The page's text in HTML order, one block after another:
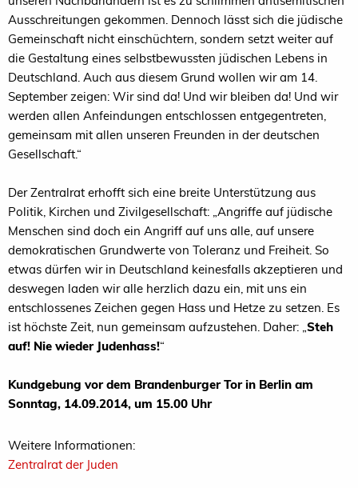
Ausschreitungen gekommen. Dennoch lässt sich die jüdische
Gemeinschaft nicht einschüchtern, sondern setzt weiter auf
die Gestaltung eines selbstbewussten jüdischen Lebens in
Deutschland. Auch aus diesem Grund wollen wir am 14.
September zeigen: Wir sind da! Und wir bleiben da! Und wir
werden allen Anfeindungen entschlossen entgegentreten,
gemeinsam mit allen unseren Freunden in der deutschen
Gesellschaft.“
Der Zentralrat erhofft sich eine breite Unterstützung aus
Politik, Kirchen und Zivilgesellschaft: „Angriffe auf jüdische
Menschen sind doch ein Angriff auf uns alle, auf unsere
demokratischen Grundwerte von Toleranz und Freiheit. So
etwas dürfen wir in Deutschland keinesfalls akzeptieren und
deswegen laden wir alle herzlich dazu ein, mit uns ein
entschlossenes Zeichen gegen Hass und Hetze zu setzen. Es
ist höchste Zeit, nun gemeinsam aufzustehen. Daher: „Steh
auf! Nie wieder Judenhass!“
Kundgebung vor dem Brandenburger Tor in Berlin am
Sonntag, 14.09.2014, um 15.00 Uhr
Weitere Informationen:
Zentralrat der Juden